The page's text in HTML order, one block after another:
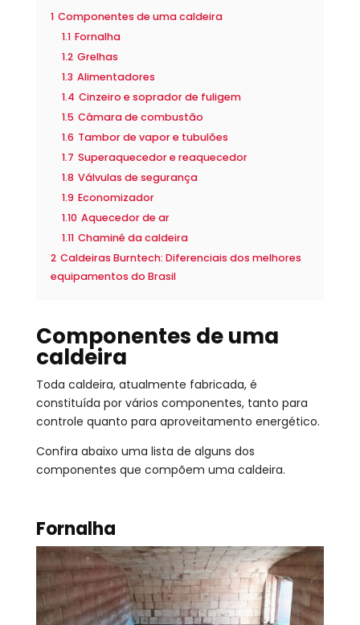
1 Componentes de uma caldeira
1.1 Fornalha
1.2 Grelhas
1.3 Alimentadores
1.4 Cinzeiro e soprador de fuligem
1.5 Câmara de combustão
1.6 Tambor de vapor e tubulões
1.7 Superaquecedor e reaquecedor
1.8 Válvulas de segurança
1.9 Economizador
1.10 Aquecedor de ar
1.11 Chaminé da caldeira
2 Caldeiras Burntech: Diferenciais dos melhores
equipamentos do Brasil
Componentes de uma
caldeira
Toda caldeira, atualmente fabricada, é
constituída por vários componentes, tanto para
controle quanto para aproveitamento energético.
Confira abaixo uma lista de alguns dos
componentes que compõem uma caldeira.
Fornalha